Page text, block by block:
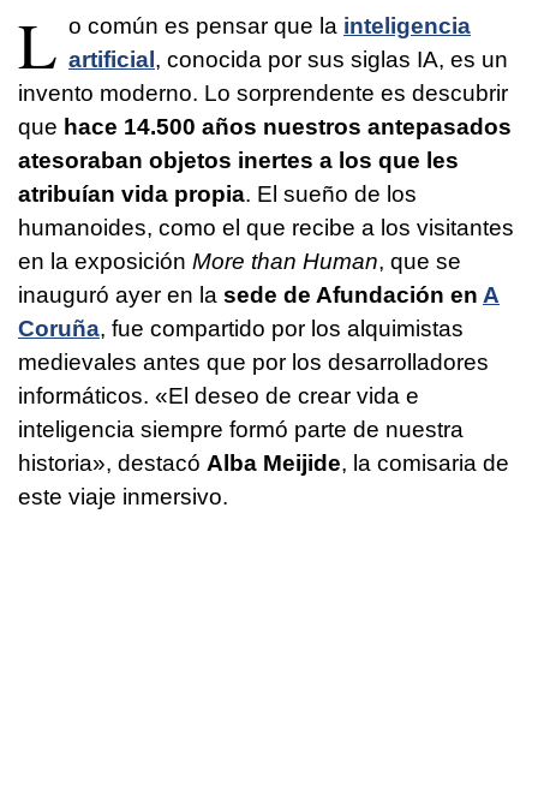
L o común es pensar que la inteligencia
artificial , conocida por sus siglas IA, es un
invento moderno. Lo sorprendente es descubrir
que hace 14.500 años nuestros antepasados
atesoraban objetos inertes a los que les
atribuían vida propia. El sueño de los
humanoides, como el que recibe a los visitantes
en la exposición More than Human, que se
inauguró ayer en la sede de Afundación en A
Coruña, fue compartido por los alquimistas
medievales antes que por los desarrolladores
informáticos. «El deseo de crear vida e
inteligencia siempre formó parte de nuestra
historia», destacó Alba Meijide, la comisaria de
este viaje inmersivo.